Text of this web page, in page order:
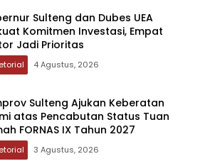
Sulteng dan Dubes UEA
Komitmen Investasi, Empat
Jadi Prioritas
4 Agustus, 2026
Sulteng Ajukan Keberatan
atas Pencabutan Status Tuan
FORNAS IX Tahun 2027
3 Agustus, 2026